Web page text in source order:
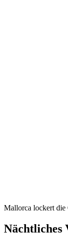
Mallorca lockert die
Nächtliches